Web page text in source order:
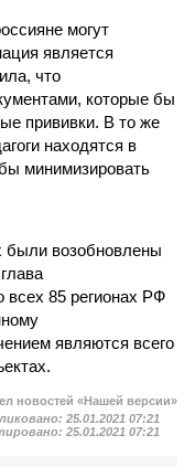
могут
является
что
которые бы
прививки. В то же
находятся в
минимизировать
были возобновлены
85 регионах РФ
являются всего
новостей «Нашей версии»
25.01.2021 07:21
25.01.2021 07:21